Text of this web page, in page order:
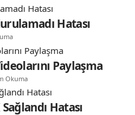
Hatası
Paylaşma
Okuma
Hatası